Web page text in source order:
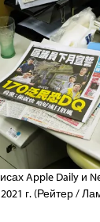
Apple Daily и
г. (Рейтер /